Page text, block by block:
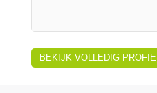
BEKIJK VOLLEDIG PROFIEL